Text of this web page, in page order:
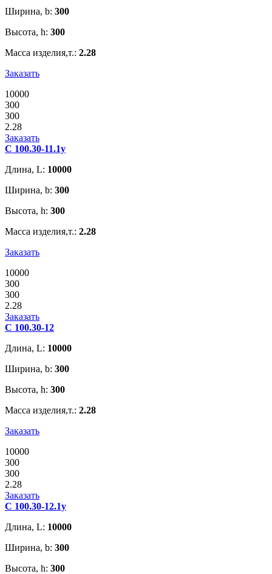
Ширина, b: 300
Высота, h: 300
Масса изделия,т.: 2.28
Заказать
10000
300
300
2.28
Заказать
С 100.30-11.1у
Длина, L: 10000
Ширина, b: 300
Высота, h: 300
Масса изделия,т.: 2.28
Заказать
10000
300
300
2.28
Заказать
С 100.30-12
Длина, L: 10000
Ширина, b: 300
Высота, h: 300
Масса изделия,т.: 2.28
Заказать
10000
300
300
2.28
Заказать
С 100.30-12.1у
Длина, L: 10000
Ширина, b: 300
Высота, h: 300